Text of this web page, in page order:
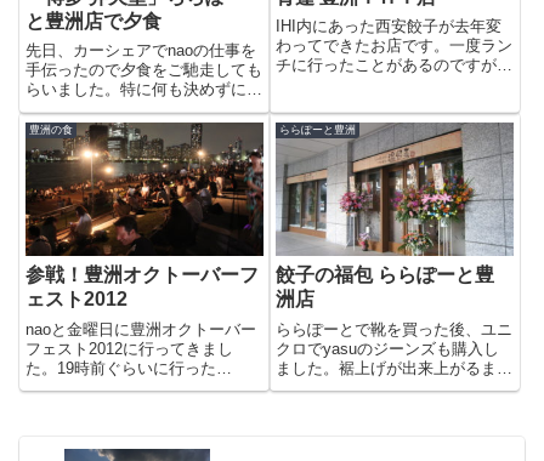
と豊洲店で夕食
先日、カーシェアでnaoの仕事を
手伝ったので夕食をご馳走しても
らいました。特に何も決めずにら
らぽーと豊洲に向かい、選んだの
が3階にある博多 弁天堂でした。
おっと思ったのが「九州ご当地選
べる定食」。定食としてはちょっ
と高い気もしますが自分で好...
IHI内にあった西安餃子が去年変
わってできたお店です。一度ラン
チに行ったことがあるのですが、
使っていないというヘルシー指向
の中華料理店です。ニラ入り黄金
チャーハン。シンプルでやさし...
豊洲の食
参戦！豊洲オクトーバーフ
ェスト2012
naoと金曜日に豊洲オクトーバー
フェスト2012に行ってきまし
た。19時前ぐらいに行った
ら・・とんでもない人・人・人！
たような・・金曜のせいか、会社
ららぽーと豊洲
餃子の福包 ららぽーと豊
洲店
ららぽーとで靴を買った後、ユニ
クロでyasuのジーンズも購入し
ました。裾上げが出来上がるまで
約３０分。今日はそんなに混んで